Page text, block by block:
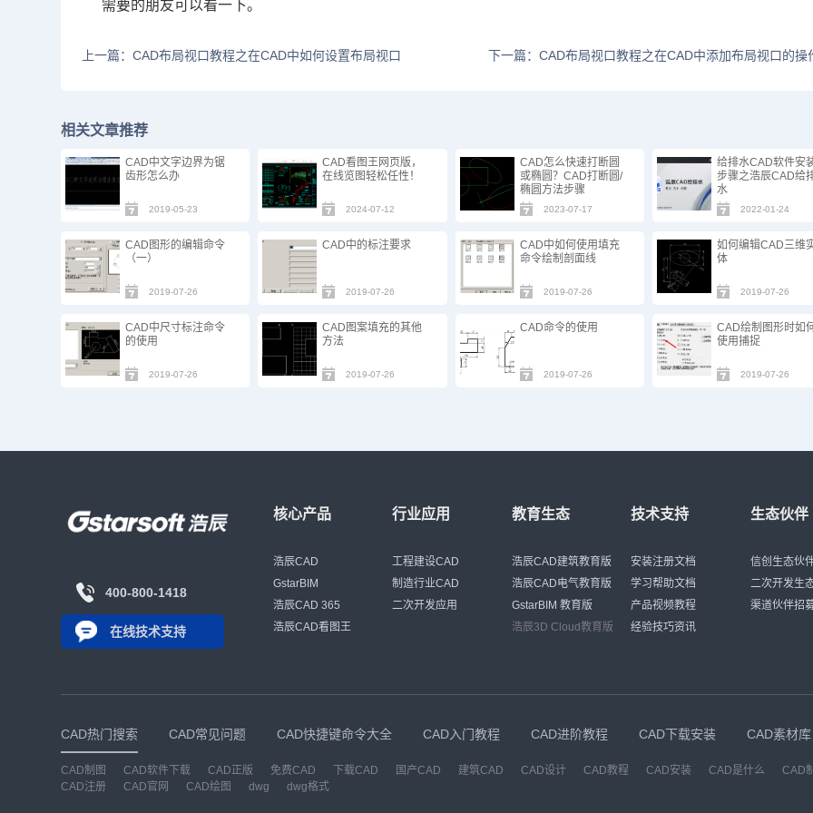
需要的朋友可以看一下。
上一篇：CAD布局视口教程之在CAD中如何设置布局视口 下一篇：CAD布局视口教程之在CAD中添加布局视口的操
相关文章推荐
CAD中文字边界为锯
齿形怎么办
2019-05-23
CAD看图王网页版，
在线览图轻松任性！
2024-07-12
CAD怎么快速打断圆
或椭圆？CAD打断圆/
椭圆方法步骤
2023-07-17
给排水CAD软件安
步骤之浩辰CAD给
水
2022-01-24
CAD图形的编辑命令
（一）
2019-07-26
CAD中的标注要求
2019-07-26
CAD中如何使用填充
命令绘制剖面线
2019-07-26
如何编辑CAD三维
体
2019-07-26
CAD中尺寸标注命令
的使用
2019-07-26
CAD图案填充的其他
方法
2019-07-26
CAD命令的使用
2019-07-26
CAD绘制图形时如何
使用捕捉
2019-07-26
400-800-1418
在线技术支持
核心产品
浩辰CAD
GstarBIM
浩辰CAD 365
浩辰CAD看图王
行业应用
工程建设CAD
制造行业CAD
二次开发应用
教育生态
浩辰CAD建筑教育版
浩辰CAD电气教育版
GstarBIM 教育版
浩辰3D Cloud教育版
技术支持
安装注册文档
学习帮助文档
产品视频教程
经验技巧资讯
生态伙伴
信创生态伙
二次开发生
渠道伙伴招
CAD热门搜索 CAD常见问题 CAD快捷键命令大全 CAD入门教程 CAD进阶教程 CAD下载安装 CAD素材库
CAD制图 CAD软件下载 CAD正版 免费CAD 下载CAD 国产CAD 建筑CAD CAD设计 CAD教程 CAD安装 CAD是什么 CAD
CAD注册
CAD官网 CAD绘图 dwg dwg格式